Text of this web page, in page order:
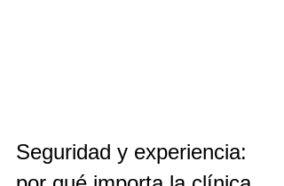
Seguridad y experiencia: